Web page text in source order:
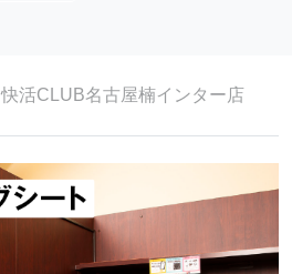
快活CLUB名古屋楠インター店